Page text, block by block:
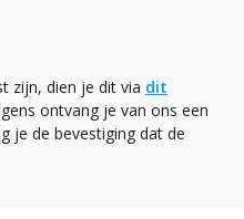
zijn, dien je dit via dit
ontvang je van ons een
je de bevestiging dat de